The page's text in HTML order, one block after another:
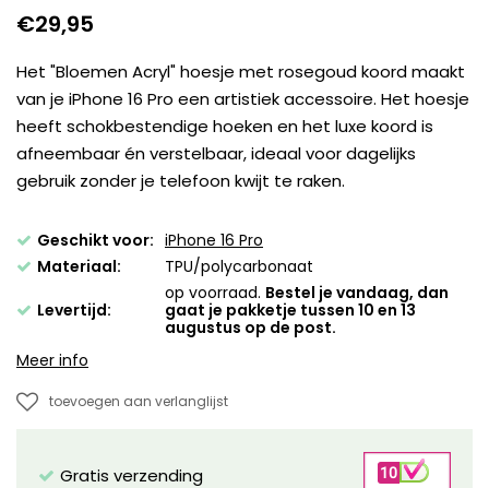
€29,95
Het "Bloemen Acryl" hoesje met rosegoud koord maakt
van je iPhone 16 Pro een artistiek accessoire. Het hoesje
heeft schokbestendige hoeken en het luxe koord is
afneembaar én verstelbaar, ideaal voor dagelijks
gebruik zonder je telefoon kwijt te raken.
Geschikt voor: iPhone 16 Pro
Materiaal:
TPU/polycarbonaat
Levertijd:
op voorraad. Bestel je vandaag, dan
gaat je pakketje tussen 10 en 13
augustus op de post.
Meer info
toevoegen aan verlanglijst
Gratis verzending